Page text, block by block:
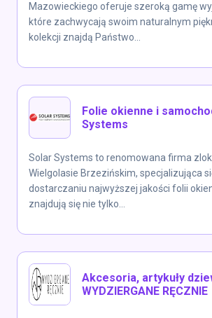
Mazowieckiego oferuje szeroką gamę
które zachwycają swoim naturalnym
kolekcji znajdą Państwo...
Folie okienne i
Systems
Solar Systems to renomowana firma
Wielgolasie Brzezińskim, specjalizująca
dostarczaniu najwyższej jakości folii
znajdują się nie tylko...
Akcesoria, artykuły
WYDZIERGANE RĘCZNIE